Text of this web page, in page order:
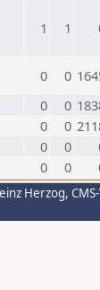
1 1
0 0
0 0
0 0
0 0
0 0
Herzog,